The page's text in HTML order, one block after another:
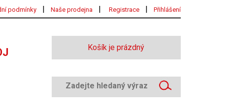
podmínky | Naše prodejna | Registrace | Přihlášení
Košík je prázdný